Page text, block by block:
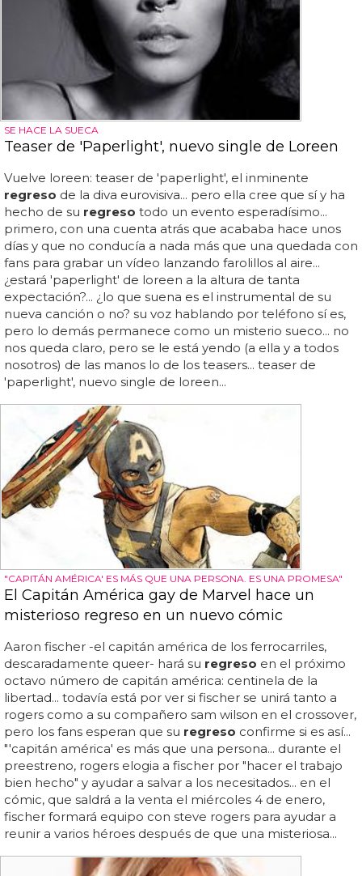
SE HACE LA SUECA
Teaser de 'Paperlight', nuevo single de Loreen
Vuelve loreen: teaser de 'paperlight', el inminente
regreso de la diva eurovisiva... pero ella cree que sí y ha
hecho de su regreso todo un evento esperadísimo...
primero, con una cuenta atrás que acababa hace unos
días y que no conducía a nada más que una quedada con
fans para grabar un vídeo lanzando farolillos al aire...
¿estará 'paperlight' de loreen a la altura de tanta
expectación?... ¿lo que suena es el instrumental de su
nueva canción o no? su voz hablando por teléfono sí es,
pero lo demás permanece como un misterio sueco... no
nos queda claro, pero se le está yendo (a ella y a todos
nosotros) de las manos lo de los teasers... teaser de
'paperlight', nuevo single de loreen...
"CAPITÁN AMÉRICA' ES MÁS QUE UNA PERSONA. ES UNA PROMESA"
El Capitán América gay de Marvel hace un
misterioso regreso en un nuevo cómic
Aaron fischer -el capitán américa de los ferrocarriles,
descaradamente queer- hará su regreso en el próximo
octavo número de capitán américa: centinela de la
libertad... todavía está por ver si fischer se unirá tanto a
rogers como a su compañero sam wilson en el crossover,
pero los fans esperan que su regreso confirme si es así...
"'capitán américa' es más que una persona... durante el
preestreno, rogers elogia a fischer por "hacer el trabajo
bien hecho" y ayudar a salvar a los necesitados... en el
cómic, que saldrá a la venta el miércoles 4 de enero,
fischer formará equipo con steve rogers para ayudar a
reunir a varios héroes después de que una misteriosa...